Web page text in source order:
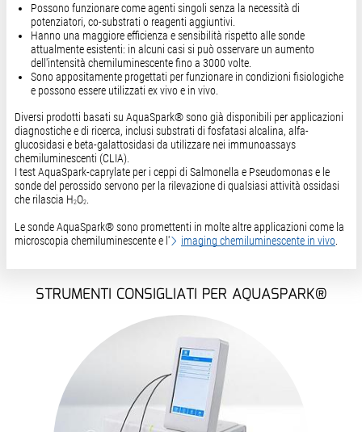
Possono funzionare come agenti singoli senza la necessità di
potenziatori, co-substrati o reagenti aggiuntivi.
Hanno una maggiore efficienza e sensibilità rispetto alle sonde
attualmente esistenti: in alcuni casi si può osservare un aumento
dell'intensità chemiluminescente fino a 3000 volte.
Sono appositamente progettati per funzionare in condizioni fisiologiche
e possono essere utilizzati ex vivo e in vivo.
Diversi prodotti basati su AquaSpark® sono già disponibili per applicazioni
diagnostiche e di ricerca, inclusi substrati di fosfatasi alcalina, alfa-
glucosidasi e beta-galattosidasi da utilizzare nei immunoassays
chemiluminescenti (CLIA).
I test AquaSpark-caprylate per i ceppi di Salmonella e Pseudomonas e le
sonde del perossido servono per la rilevazione di qualsiasi attività ossidasi
che rilascia H2O2.
Le sonde AquaSpark® sono promettenti in molte altre applicazioni come la
microscopia chemiluminescente e l'
imaging chemiluminescente in vivo.
STRUMENTI CONSIGLIATI PER AQUASPARK®